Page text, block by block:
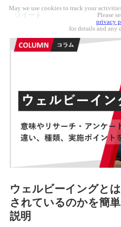
ツイート
ウェルビーイングと
されているのかを簡
説明
May we use cookies to track your
Please
privacy
for details and any